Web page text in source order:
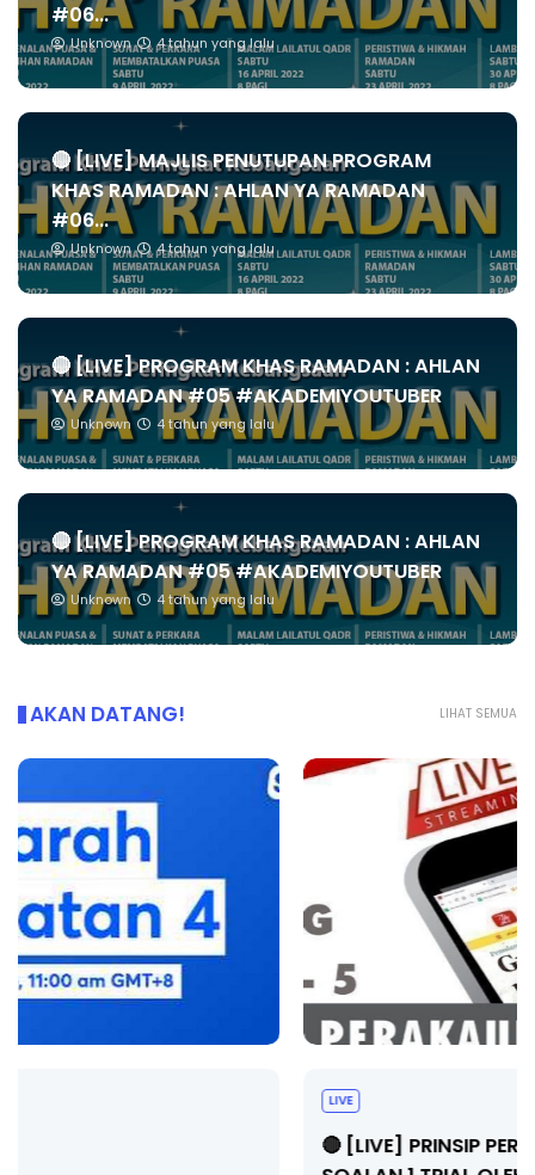
#06...
Unknown 4 tahun yang lalu
🔴 [LIVE] MAJLIS PENUTUPAN PROGRAM
KHAS RAMADAN : AHLAN YA RAMADAN
#06...
Unknown 4 tahun yang lalu
🔴 [LIVE] PROGRAM KHAS RAMADAN : AHLAN
YA RAMADAN #05 #AKADEMIYOUTUBER
Unknown 4 tahun yang lalu
🔴 [LIVE] PROGRAM KHAS RAMADAN : AHLAN
YA RAMADAN #05 #AKADEMIYOUTUBER
Unknown 4 tahun yang lalu
LIHAT SEMUA
AKAN DATANG!
🔴 [LIVE] PRINSIP PERAKAUNAN, BEDAH TUNTAS